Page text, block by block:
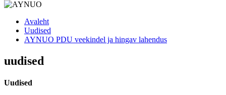
Avaleht
Uudised
AYNUO PDU veekindel ja hingav lahendus
uudised
Uudised